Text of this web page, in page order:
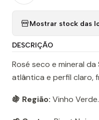
Mostrar stock das
DESCRIÇÃO
Rosé seco e mineral
atlântica e perfil claro,
🍇 Região: Vinho Verde.